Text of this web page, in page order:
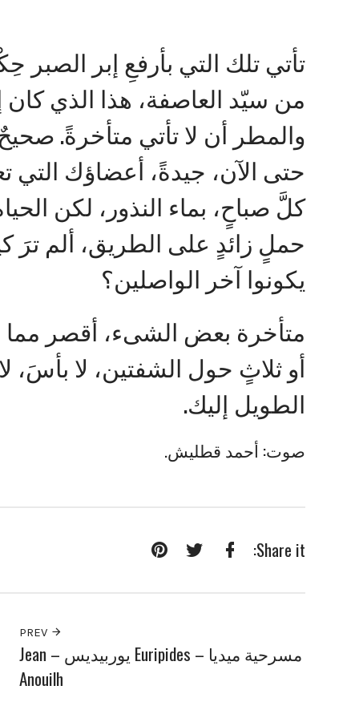
تأتي تلك التي بأرفعِ إبر الصبر
من سيّد العاصفة، هذا الذي كان
والمطر أن لا تأتي متأخرةً.
حتى الآن، جيدةً، أعضاؤك التي
كلَّ صباحٍ، بماء النذور، لكن
حملٍ زائدٍ على الطريق، ألم ترَ
يكونوا آخر الواصلين؟
متأخرة بعض الشىء، أقصر مما
أو ثلاثٍ حول الشفتين، لا بأسَ،
الطويل إليك.
صوت: أحمد قطليش.
Share it:
PREV
مسرحية ميديا – Euripides يوربيديس – Jean
Anouilh